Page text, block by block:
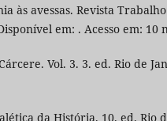
às avessas. Revista
em: . Acesso em: 10
Vol. 3. 3. ed. Rio de
da História. 10. ed. Rio